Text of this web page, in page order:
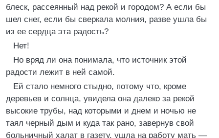
блеск, рассеянный над рекой и городом? А если бы
шел снег, если бы сверкала молния, разве ушла бы
из ее сердца эта радость?
Нет!
Но вряд ли она понимала, что источник этой
радости лежит в ней самой.
Ей стало немного стыдно, потому что, кроме
деревьев и солнца, увидела она далеко за рекой
высокие трубы, над которыми и днем и ночью не
таял черный дым и куда так рано, завернув свой
больничный халат в газету, ушла на работу мать —